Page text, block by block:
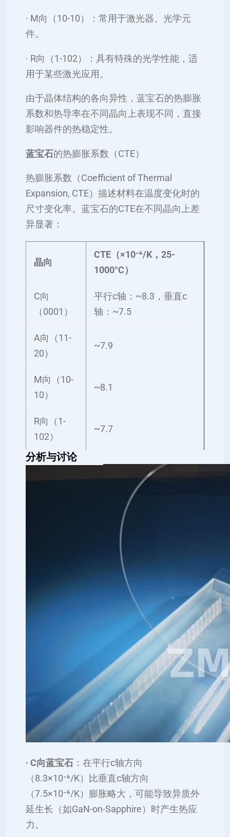
· M向（10-10）：常用于激光器、光学元
件。
· R向（1-102）：具有特殊的光学性能，适
用于某些激光应用。
由于晶体结构的各向异性，蓝宝石的热膨胀
系数和热导率在不同晶向上表现不同，直接
影响器件的热稳定性。
蓝宝石的热膨胀系数（CTE）
热膨胀系数（Coefficient of Thermal
Expansion, CTE）描述材料在温度变化时的
尺寸变化率。蓝宝石的CTE在不同晶向上差
异显著：
晶向
CTE（×10⁻⁶/K，25-
1000°C）
C向
（0001）
平行c轴：~8.3，垂直c
轴：~7.5
A向（11-
20）
~7.9
M向（10-
10）
~8.1
R向（1-
102）
~7.7
分析与讨论
· C向蓝宝石 ：在平行c轴方向
（8.3×10⁻⁶/K）比垂直c轴方向
（7.5×10⁻⁶/K）膨胀略大，可能导致异质外
延生长（如GaN-on-Sapphire）时产生热应
力。